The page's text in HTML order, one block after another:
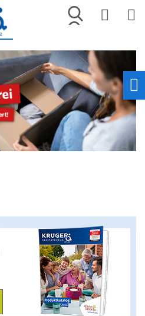
Merkliste